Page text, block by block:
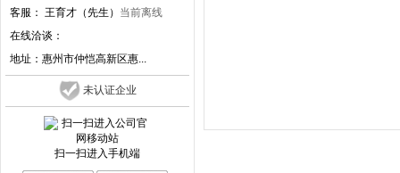
客服： 王育才（先生） 当前离线
在线洽谈：
地址： 惠州市仲恺高新区惠...
未认证企业
扫一扫进入手机端